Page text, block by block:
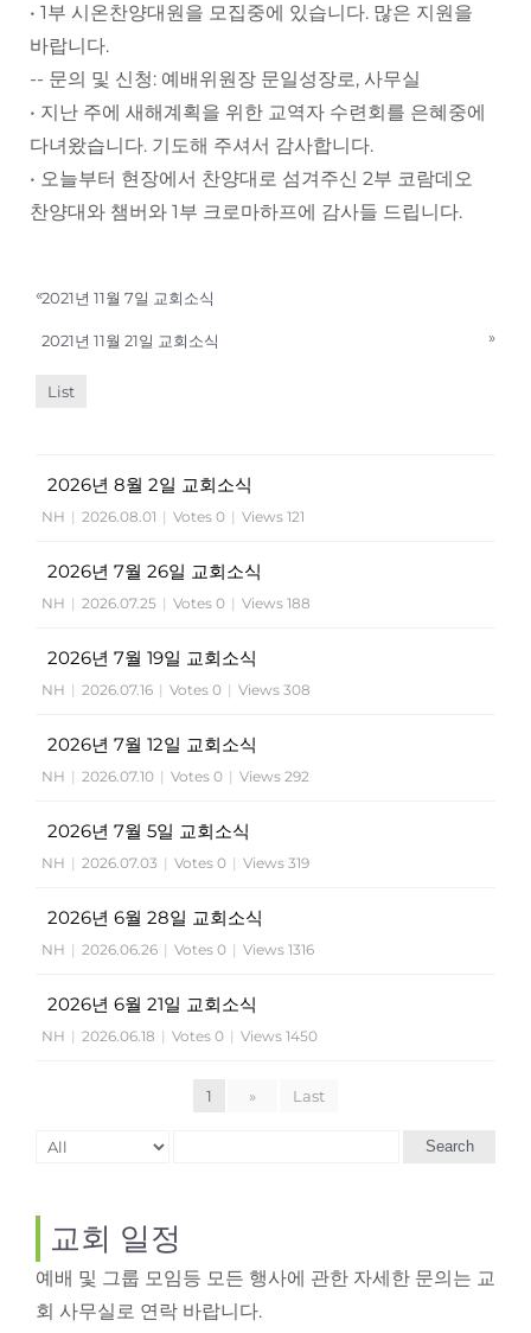
• 1부 시온찬양대원을 모집중에 있습니다. 많은 지원을
바랍니다.
-- 문의 및 신청: 예배위원장 문일성장로, 사무실
• 지난 주에 새해계획을 위한 교역자 수련회를 은혜중에
다녀왔습니다. 기도해 주셔서 감사합니다.
• 오늘부터 현장에서 찬양대로 섬겨주신 2부 코람데오
찬양대와 챔버와 1부 크로마하프에 감사들 드립니다.
«2021년 11월 7일 교회소식
2021년 11월 21일 교회소식 »
List
2026년 8월 2일 교회소식
NH | 2026.08.01 | Votes 0 | Views 121
2026년 7월 26일 교회소식
NH | 2026.07.25 | Votes 0 | Views 188
2026년 7월 19일 교회소식
NH | 2026.07.16 | Votes 0 | Views 308
2026년 7월 12일 교회소식
NH | 2026.07.10 | Votes 0 | Views 292
2026년 7월 5일 교회소식
NH | 2026.07.03 | Votes 0 | Views 319
2026년 6월 28일 교회소식
NH | 2026.06.26 | Votes 0 | Views 1316
2026년 6월 21일 교회소식
NH | 2026.06.18 | Votes 0 | Views 1450
1 » Last
Search
교회 일정
예배 및 그룹 모임등 모든 행사에 관한 자세한 문의는 교
회 사무실로 연락 바랍니다.